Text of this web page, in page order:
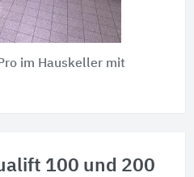
im Hauskeller mit
100 und 200